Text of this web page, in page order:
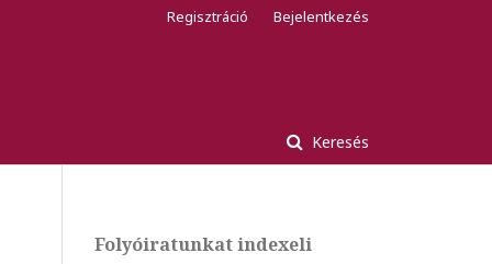
Keresés
Regisztráció Bejelentkezés
Folyóiratunkat indexeli